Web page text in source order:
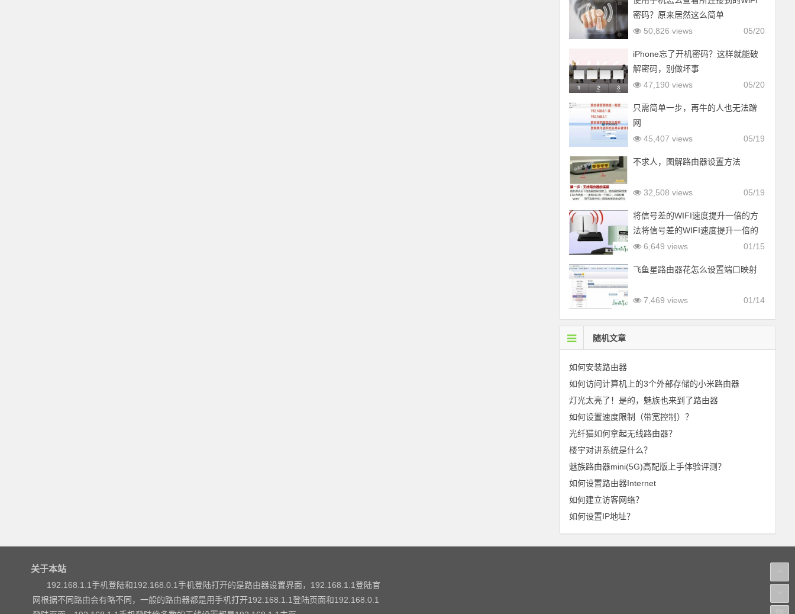
密码？原来居然这么简单
05/20
50,826 views
iPhone忘了开机密码？这样就能破
解密码，别做坏事
05/20
47,190 views
只需简单一步，再牛的人也无法蹭
网
05/19
45,407 views
不求人，图解路由器设置方法
05/19
32,508 views
将信号差的WIFI速度提升一倍的方
法将信号差的WIFI速度提升一倍的
方法
01/15
6,649 views
飞鱼星路由器花怎么设置端口映射
01/14
7,469 views
随机文章
如何安装路由器
如何访问计算机上的3个外部存储的小米路由器
灯光太亮了！是的，魅族也来到了路由器
如何设置速度限制（带宽控制）？
光纤猫如何拿起无线路由器？
楼宇对讲系统是什么？
魅族路由器mini(5G)高配版上手体验评测？
如何设置路由器Internet
如何建立访客网络？
如何设置IP地址？
关于本站
192.168.1.1手机登陆和192.168.0.1手机登陆打开的是路由器设置界面，192.168.1.1登陆官
网根据不同路由会有略不同，一般的路由器都是用手机打开192.168.1.1登陆页面和192.168.0.1